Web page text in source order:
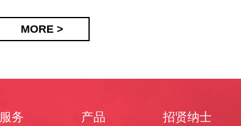
MORE >
服务 产品 招贤纳士